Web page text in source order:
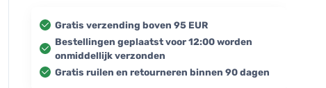
Gratis verzending boven 95 EUR
Bestellingen geplaatst voor 12:00 worden
onmiddellijk verzonden
Gratis ruilen en retourneren binnen 90 dagen